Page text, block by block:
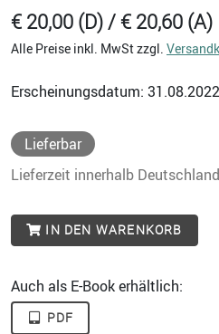
€ 20,00 (D) / € 20,60 (A)
Alle Preise inkl. MwSt zzgl.
Erscheinungsdatum: 31.08.2022
Lieferbar
Lieferzeit innerhalb
IN DEN WARENKORB
Auch als E-Book erhältlich:
PDF